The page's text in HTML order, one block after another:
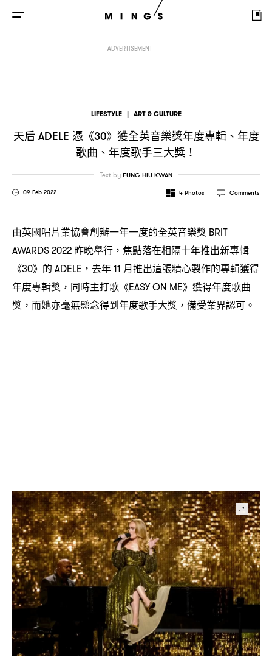
ADVERTISEMENT
LIFESTYLE | ART & CULTURE
天后ADELE 憑《30》獲全英音樂獎年度專輯、年度
歌曲、年度歌手三大獎 ！
09 Feb 2022
Text byFUNG HIU KWAN
4 Photos Comments
由英國唱片業協會創辦一年一度的全英音樂獎 BRIT
AWARDS 2022 昨晚舉行 ， 焦點落在相隔十年推出新專輯
《30》的 ADELE， 去年11 月推出這張精心製作的專輯獲得
年度專輯獎 ， 同時主打歌《EASY ON ME》獲得年度歌曲
獎 ， 而她亦毫無懸念得到年度歌手大獎 ， 備受業界認可。
》獲全英音樂獎年度專輯、年度歌曲、年度歌手三大獎 ！